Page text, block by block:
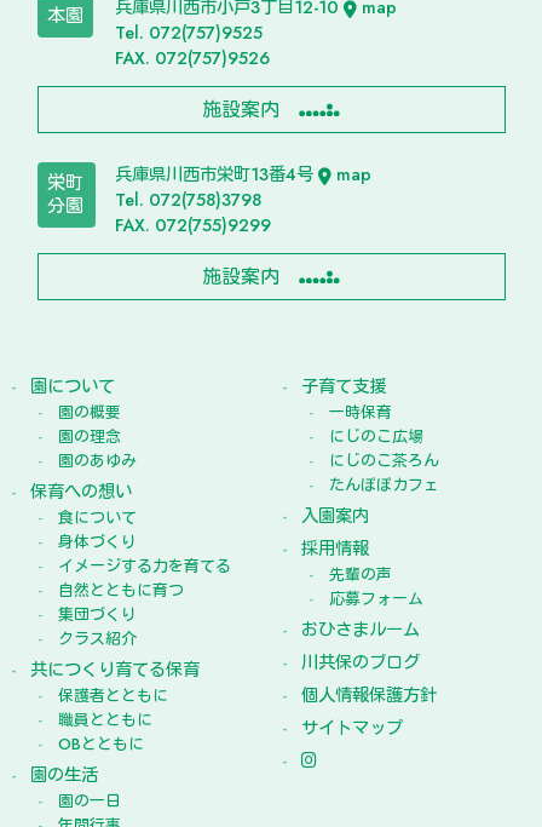
本園 兵庫県川西市小戸3丁目12-10
map
Tel. 072(757)9525
FAX. 072(757)9526
施設案内
栄町
分園
兵庫県川西市栄町13番4号
map
Tel. 072(758)3798
FAX. 072(755)9299
施設案内
園について
園の概要
園の理念
園のあゆみ
保育への想い
食について
身体づくり
イメージする力を育てる
自然とともに育つ
集団づくり
クラス紹介
共につくり育てる保育
保護者とともに
職員とともに
OBとともに
園の生活
園の一日
子育て支援
一時保育
にじのこ広場
にじのこ茶ろん
たんぽぽカフェ
入園案内
採用情報
先輩の声
応募フォーム
おひさまルーム
川共保のブログ
個人情報保護方針
サイトマップ